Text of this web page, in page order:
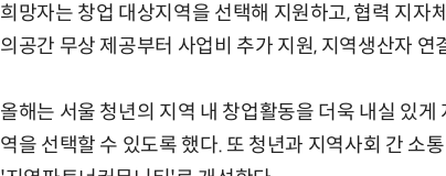
희망자는 창업 대상지역을 선택해 지원하고, 협력 지자
의공간 무상 제공부터 사업비 추가 지원, 지역생산자 연
올해는 서울 청년의 지역 내 창업활동을 더욱 내실 있
역을 선택할 수 있도록 했다. 또 청년과 지역사회 간 소